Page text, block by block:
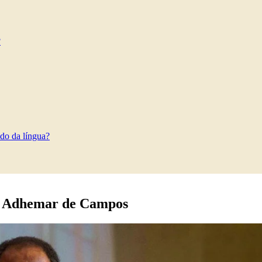
da língua?
de Campos